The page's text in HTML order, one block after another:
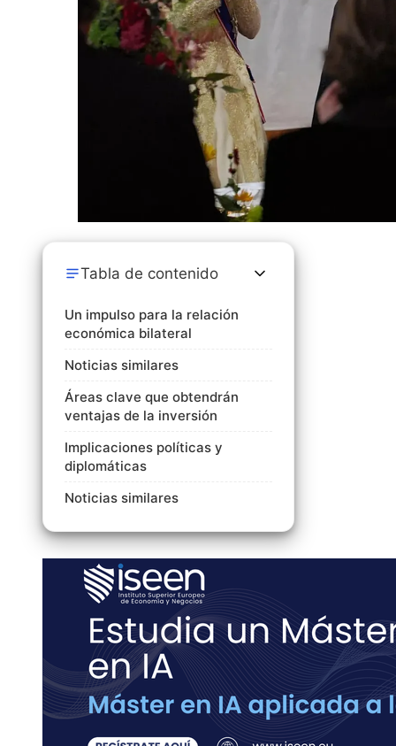
Tabla de contenido
Un impulso para la relación
económica bilateral
Noticias similares
Áreas clave que obtendrán
ventajas de la inversión
Implicaciones políticas y
diplomáticas
Noticias similares